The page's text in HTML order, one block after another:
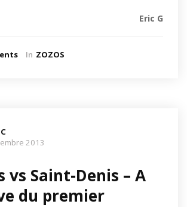
Eric G
In ZOZOS
2013
vs Saint-Denis – A
du premier